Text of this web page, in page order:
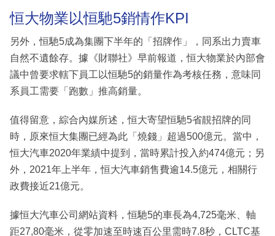
恒大物業以恒馳5銷情作KPI
另外，恒馳5成為集團下半年的「招牌作」，同系出力賣車
自然不遺餘存。據《財聯社》早前報道，恒大物業於內部會
議中曾要求轄下員工以恒馳5的銷量作為考核任務，意味同
系員工需要「跑數」推高銷量。
值得留意，綜合內媒所述，恒大寄望恒馳5省靚招牌的同
時，原來恒大集團已經為此「燒錢」超過500億元。當中，
恒大汽車2020年業績中提到，當時累計投入約474億元；另
外，2021年上半年，恒大汽車銷售費逾14.5億元，相關行
政費接近21億元。
據恒大汽車公司網站資料，恒馳5的車長為4,725毫米、軸
距27,80毫米，從零加速至時速百公里需時7.8秒，CLTC基